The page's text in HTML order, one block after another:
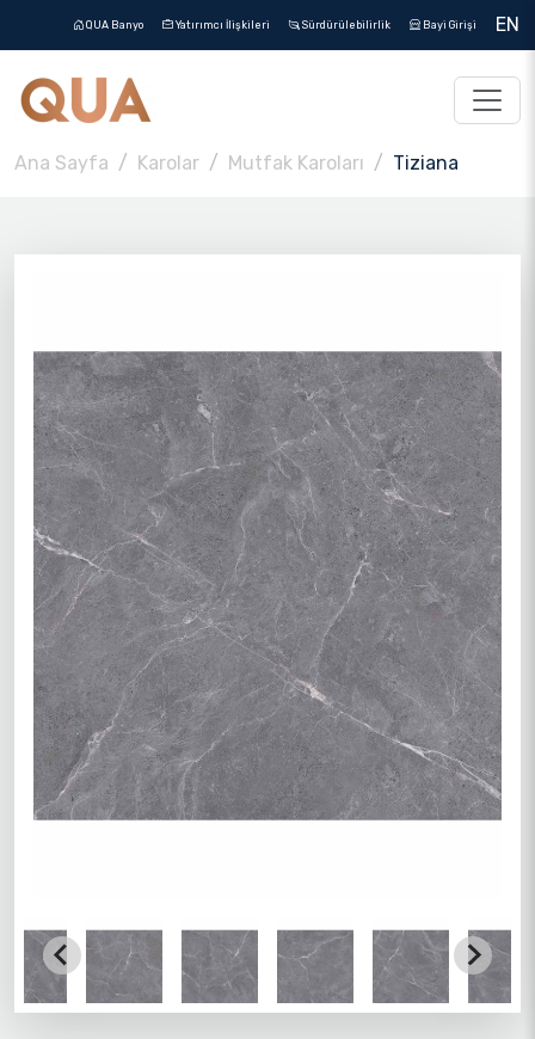
QUA Banyo Yatırımcı İlişkileri Sürdürülebilirlik Bayi Girişi EN
Ana Sayfa Karolar Mutfak Karoları Tiziana